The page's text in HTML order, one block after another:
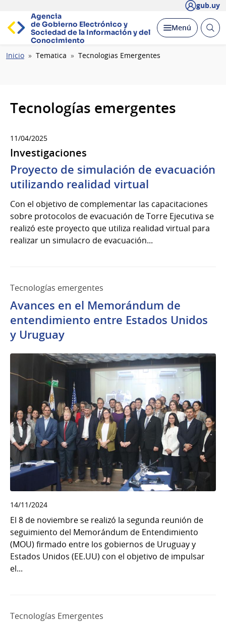
gub.uy
Agencia
de Gobierno Electrónico y
Sociedad de la Información y del
Conocimiento
Desplegar
Menú Abrir
Ruta
Inicio Tematica Tecnologias Emergentes
Tecnologías emergentes
11/04/2025
Investigaciones
Proyecto de simulación de evacuación
utilizando realidad virtual
Con el objetivo de complementar las capacitaciones
sobre protocolos de evacuación de Torre Ejecutiva se
realizó este proyecto que utiliza realidad virtual para
realizar un simulacro de evacuación...
Tecnologías emergentes
Avances en el Memorándum de
entendimiento entre Estados Unidos
y Uruguay
14/11/2024
El 8 de noviembre se realizó la segunda reunión de
seguimiento del Memorándum de Entendimiento
(MOU) firmado entre los gobiernos de Uruguay y
Estados Unidos (EE.UU) con el objetivo de impulsar
el...
Tecnologías Emergentes